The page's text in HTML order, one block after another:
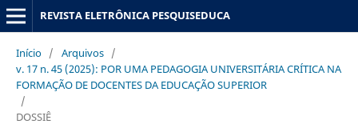
REVISTA ELETRÔNICA PESQUISEDUCA
Início / Arquivos /
v. 17 n. 45 (2025): POR UMA PEDAGOGIA UNIVERSITÁRIA CRÍTICA NA
FORMAÇÃO DE DOCENTES DA EDUCAÇÃO SUPERIOR
/
DOSSIÊ